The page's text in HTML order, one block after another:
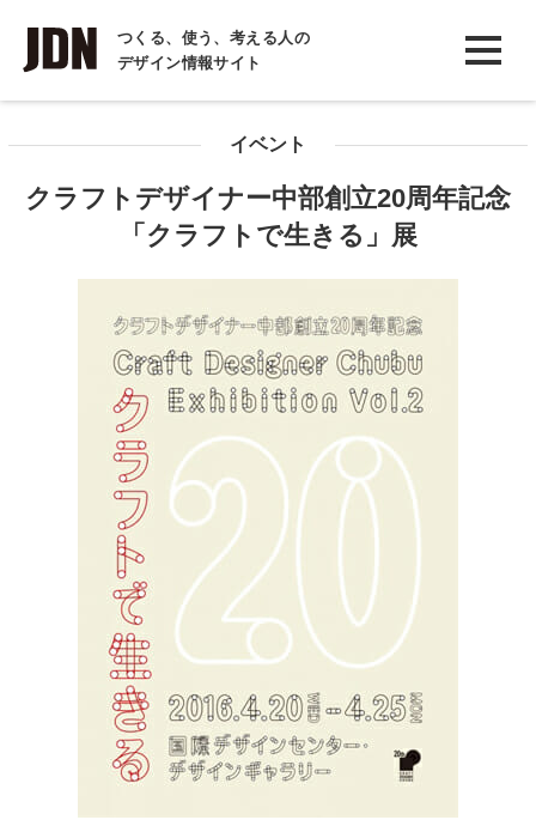
つくる、使う、考える人の
デザイン情報サイト
INTERVIEW
インタビュー
COLUMN
イベント
クラフトデザイナー中部創立20周年記念
「クラフトで生きる」展